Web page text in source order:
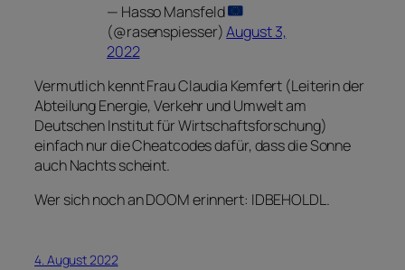
— Hasso Mansfeld
(@rasenspiesser)August 3,
2022
Vermutlich kennt Frau Claudia Kemfert (Leiterin der
Abteilung Energie, Verkehr und Umwelt am
Deutschen Institut für Wirtschaftsforschung)
einfach nur die Cheatcodes dafür, dass die Sonne
auch Nachts scheint.
Wer sich noch an DOOM erinnert: IDBEHOLDL.
4. August 2022